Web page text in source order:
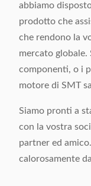
abbiamo
prodotto che
che rendono la
mercato globale.
componenti, o i
motore di SMT
Siamo pronti a
con la vostra
partner ed
calorosamente